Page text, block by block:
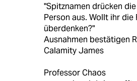
"Spitznamen drücken
Person aus. Wollt ihr die
überdenken?"
Ausnahmen bestätigen
Calamity James
Professor Chaos